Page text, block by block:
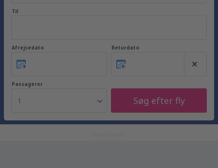
Til
Afrejsedato Returdato
Passagerer
1 Søg efter fly